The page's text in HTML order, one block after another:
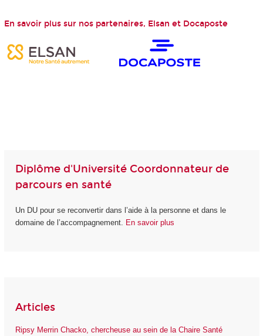
En savoir plus sur nos partenaires, Elsan et Docaposte
Diplôme d'Université Coordonnateur de
parcours en santé
Un DU pour se reconvertir dans l’aide à la personne et dans le
domaine de l’accompagnement. En savoir plus
Articles
Ripsy Merrin Chacko, chercheuse au sein de la Chaire Santé